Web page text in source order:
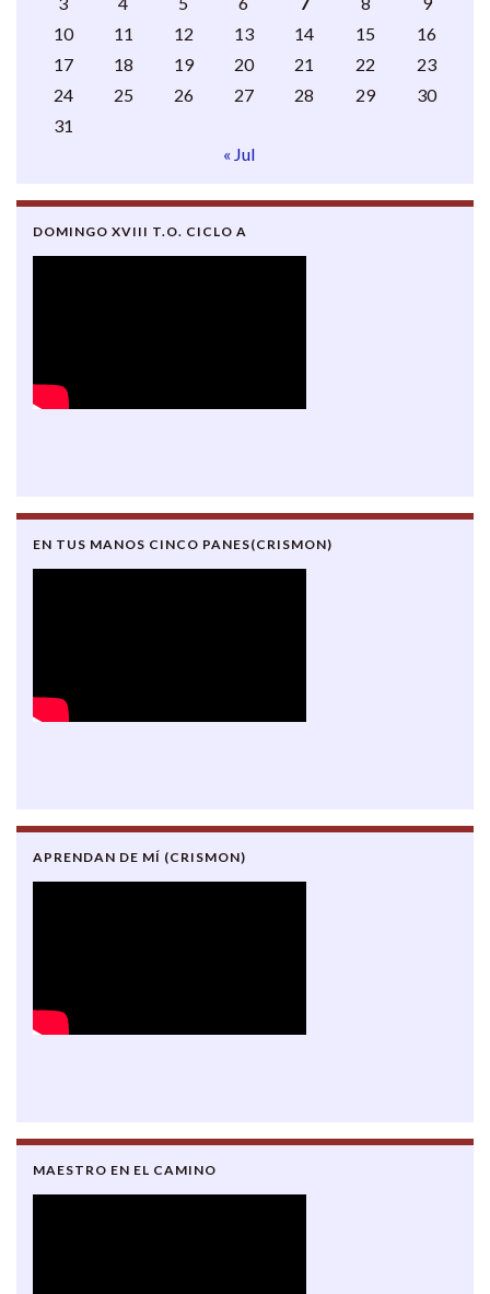
10
11 12 13 14 15
16
17
18 19 20 21 22
23
24
25 26 27 28 29
30
31
« Jul
DOMINGO XVIII T.O. CICLO A
EN TUS MANOS CINCO PANES(CRISMON)
APRENDAN DE MÍ (CRISMON)
MAESTRO EN EL CAMINO